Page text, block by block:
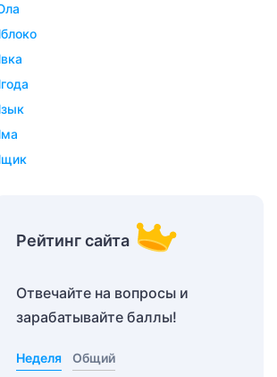
юла
яблоко
явка
ягода
язык
яма
ящик
Рейтинг сайта
Отвечайте на вопросы и
зарабатывайте баллы!
Неделя Общий